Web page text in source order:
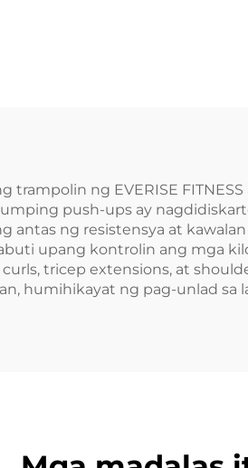
trampolin ng EVERISE
push-ups ay
antas ng resistensya at
upang kontrolin ang mga
tricep extensions, at
humihikayat ng pag-unlad sa